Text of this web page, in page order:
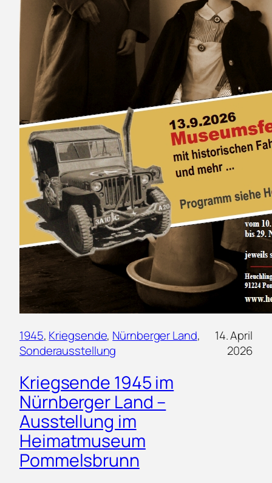
1945, Kriegsende, Nürnberger Land
Sonderausstellung
14. April
2026
Kriegsende 1945 im
Nürnberger Land –
Ausstellung im
Heimatmuseum
Pommelsbrunn